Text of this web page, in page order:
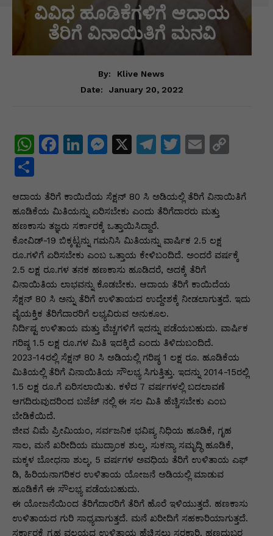
ವಿವಿಧ ಹೂಡಿಕೆಗಳಿಗೆ ಆದಾಯ
ತೆರಿಗೆ ವಿನಾಯಿತಿಗೆ ಮನವಿ
By:
Klive News
Date:
January 20, 2022
W
s
A
p
p
F
e
b
o
o
k
Li
e
dI
n
M
s
e
n
g
er
X
T
gr
a
m
T
er
E
l
y
k
ar
e
ಆದಾಯ ತೆರಿಗೆ ಕಾಯಿದೆಯ ಸೆಕ್ಷನ್ 80 ಸಿ ಅಡಿಯಲ್ಲಿ ತೆರಿಗೆ ವಿನಾಯಿತಿಗೆ
ಹೂಡಿಕೆಯ ಮಿತಿಯನ್ನು ಏರಿಸಬೇಕು ಎಂದು ತೆರಿಗೆದಾರರು ಮತ್ತು
ಹಣಕಾಸು ತಜ್ಞರು ಸರ್ಕಾರಕ್ಕೆ ಒತ್ತಾಯಿಸಿದ್ದಾರೆ.
ಕೋವಿಡ್-19 ಬಿಕ್ಕಟ್ಟನ್ನು ಗಮನಿಸಿ ಮಿತಿಯನ್ನು ವಾರ್ಷಿಕ 2.5 ಲಕ್ಷ
ರೂ.ಗಳಿಗೆ ಏರಿಸಬೇಕು ಎಂಬ ಒತ್ತಾಯ ಕೇಳಿಬಂದಿದೆ. ಅಂದರೆ ವರ್ಷಕ್ಕೆ
2.5 ಲಕ್ಷ ರೂ.ಗಳ ತನಕ ಹಣಕಾಸು ಹೂಡಿದರೆ, ಅದಕ್ಕೆ ತೆರಿಗೆ
ವಿನಾಯಿತಿಯ ಲಾಭವನ್ನು ಕೊಡಬೇಕು. ಆದಾಯ ತೆರಿಗೆ ಕಾಯಿದೆಯ
ಸೆಕ್ಷನ್ 80 ಸಿ ಅನ್ನು ತೆರಿಗೆ ಉಳಿತಾಯದ ಉದ್ದೇಶಕ್ಕೆ ನೀಡಲಾಗುತ್ತದೆ. ಇದು
ವೈಯಕ್ತಿಕ ತೆರಿಗೆದಾರರಿಗೆ ಲಭ್ಯವಿರುವ ಅನುಕೂಲ.
ನಿರ್ದಿಷ್ಟ ಉಳಿತಾಯ ಮತ್ತು ವೆಚ್ಚಗಳಿಗೆ ಇದನ್ನು ಪಡೆಯಬಹುದು. ವಾರ್ಷಿಕ
ಗರಿಷ್ಠ 1.5 ಲಕ್ಷ ರೂ.ಗಳ ಮಿತಿ ಇದಕ್ಕಿದೆ ಎಂದು ತಿಳಿದುಬಂದಿದೆ.
2023-14ರಲ್ಲಿ ಸೆಕ್ಷನ್ 80 ಸಿ ಅಡಿಯಲ್ಲಿ ಗರಿಷ್ಠ 1 ಲಕ್ಷ ರೂ. ಹೂಡಿಕೆಯ
ಮಿತಿಯಲ್ಲಿ ತೆರಿಗೆ ವಿನಾಯಿತಿಯ ಸೌಲಭ್ಯ ಸಿಗುತ್ತಿತ್ತು. ಇದನ್ನು 2014-15ರಲ್ಲಿ
1.5 ಲಕ್ಷ ರೂ.ಗೆ ಏರಿಸಲಾಯಿತು. ಕಳೆದ 7 ವರ್ಷಗಳಲ್ಲಿ ಬದಲಾವಣೆ
ಆಗದಿರುವುದರಿಂದ ಬಜೆಟ್ ನಲ್ಲಿ ಈ ಸಲ ಮಿತಿ ಹೆಚ್ಚಿಸಬೇಕು ಎಂಬ
ಬೇಡಿಕೆಯಿದೆ.
ಜೀವ ವಿಮೆ ಪ್ರೀಮಿಯಂ, ಸರ್ವಜನಿಕ ಭವಿಷ್ಯ ನಿಧಿಯ ಹೂಡಿಕೆ, ಗೃಹ
ಸಾಲ, ಮನೆ ಖರೀದಿಯ ಮುದ್ರಾಂಕ ಶುಲ್ಕ, ಸುಕನ್ಯಾ ಸಮೃದ್ಧಿ ಹೂಡಿಕೆ,
ಮಕ್ಕಳ ಬೋಧನಾ ಶುಲ್ಕ, 5 ವರ್ಷಗಳ ಅವಧಿಯ ತೆರಿಗೆ ಉಳಿತಾಯ ಎಫ್
ಡಿ, ಹಿರಿಯನಾಗರಿಕರ ಉಳಿತಾಯ ಯೋಜನೆ ಅಡಿಯಲ್ಲಿ ಮಾಡುವ
ಹೂಡಿಕೆಗೆ ಈ ಸೌಲಭ್ಯ ಪಡೆಯಬಹುದು.
ಈ ಯೋಜನೆಯಿಂದ ತೆರಿಗೆದಾರರಿಗೆ ತೆರಿಗೆ ಹೊರೆ ಇಳಿಯುತ್ತದೆ. ಹಣಕಾಸು
ಉಳಿತಾಯದ ಗುರಿ ಸಾಧ್ಯವಾಗುತ್ತದೆ. ಮನೆ ಖರೀದಿಗೆ ಸಹಕಾರಿಯಾಗುತ್ತದೆ.
ಸರ್ಕಾರಕ್ಕೆ ಗೃಹ ವಲಯದ ಉಳಿತಾಯ ಹೆಚ್ಚಿಸಲು ಸರಕಾರಿ. ಹಣದುಬ್ಬರ